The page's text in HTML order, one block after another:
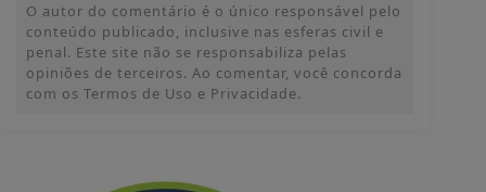
O autor do comentário é o único responsável pelo
conteúdo publicado, inclusive nas esferas civil e
penal. Este site não se responsabiliza pelas
opiniões de terceiros. Ao comentar, você concorda
com os Termos de Uso e Privacidade.